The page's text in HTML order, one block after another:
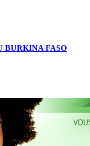
BURKINA FASO